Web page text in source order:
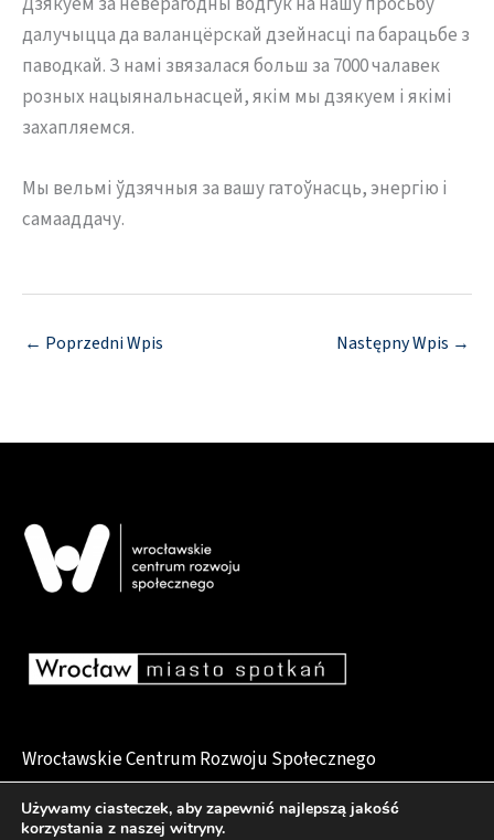
далучыцца да валанцёрскай дзейнасці па барацьбе з
паводкай. З намі звязалася больш за 7000 чалавек
розных нацыянальнасцей, якім мы дзякуем і якімі
захапляемся.
Мы вельмі ўдзячныя за вашу гатоўнасць, энергію і
самааддачу.
← Poprzedni Wpis Następny Wpis →
Wrocławskie Centrum Rozwoju Społecznego
pl. Dominikański 6, 50-159 Wrocław
Używamy ciasteczek, aby zapewnić najlepszą jakość
korzystania z naszej witryny.